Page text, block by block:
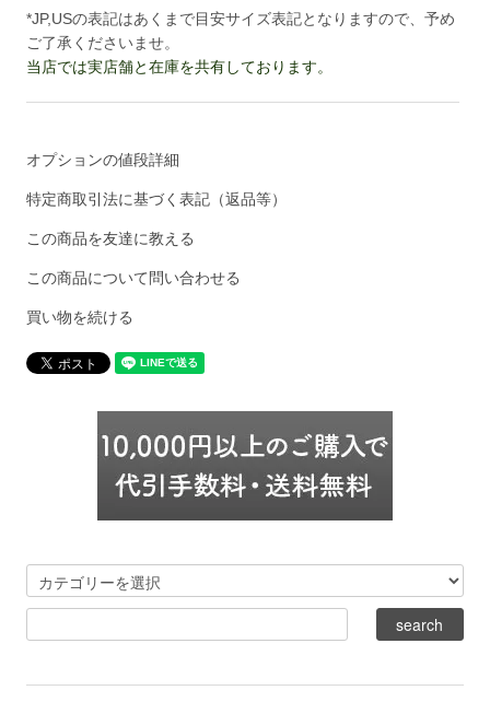
*JP,USの表記はあくまで目安サイズ表記となりますので、予め
ご了承くださいませ。
当店では実店舗と在庫を共有しております。
オプションの値段詳細
特定商取引法に基づく表記（返品等）
この商品を友達に教える
この商品について問い合わせる
買い物を続ける